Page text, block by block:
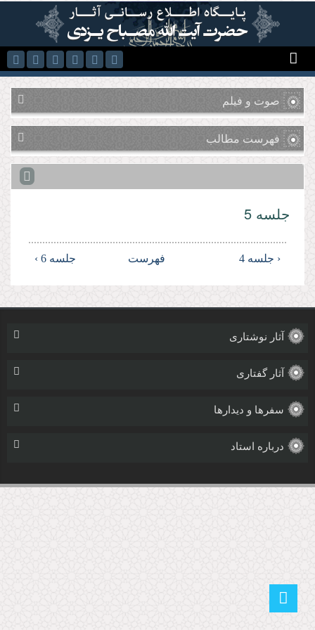
رفتن به محتوای اصلی
صوت و فیلم
فهرست مطالب
جلسه 5
‹ جلسه 4 فهرست جلسه 6 ›
آثار نوشتاری
آثار گفتاری
سفرها و دیدارها
درباره استاد